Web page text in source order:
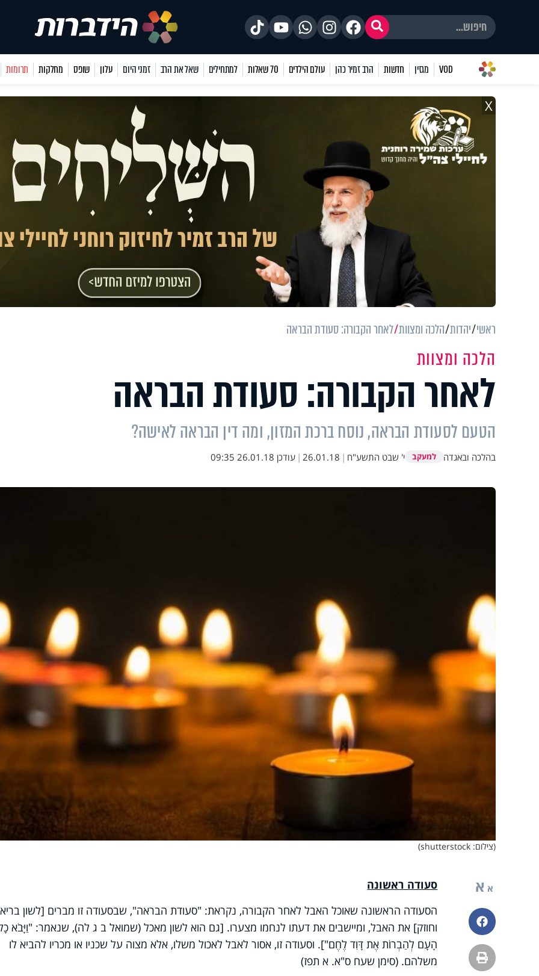
VOD מגזין חדשות הרב זמיר כהן עולם הילדים 70 שאלות למתחילים שאל את הרב זמני היום עלון שופס מחלקות תרומות
X
ראשי יהדות הלכה ומצוות לאחר הקבורה: סעודת הבראה
הלכה ומצוות
לאחר הקבורה: סעודת הבראה
הטעם לסעודת הבראה, נוסח ברכת המזון, ומה דין הבראה לאישה?
בהלכה ובאגדה למעקב י' שבט התשע"ח |
26.01.18
| עודכן 26.01.18 09:35
(צילום: shutterstock)
א א
פייסבוק
הדפסה
סעודה ראשונה
הסעודה הראשונה שאוכל האבל לאחר הקבורה, נקראת: "סעודת הבראה", שבסעודה זו מברים [לשון
וחוזק] את האבל, ומיישבים את דעתו לנחמו מצערו. [גם הוא לשון מאכל (שמואל ב ג לה), שנאמר: "וַיָּבֹא
הָעָם לְהַבְרוֹת אֶת דָּוִד לֶחֶם"]. וסעודה זו, אסור לאבל לאכול משלו, אלא מצוה על שכניו או מכריו להביא לו
משלהם. (סימן שעח ס"א. א תפז)